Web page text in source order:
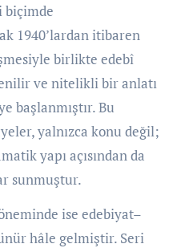
biçimde
1940’lardan itibaren
birlikte edebî
ve nitelikli bir anlatı
başlanmıştır. Bu
yalnızca konu değil;
yapı açısından da
sunmuştur.
ise edebiyat–
hâle gelmiştir. Seri